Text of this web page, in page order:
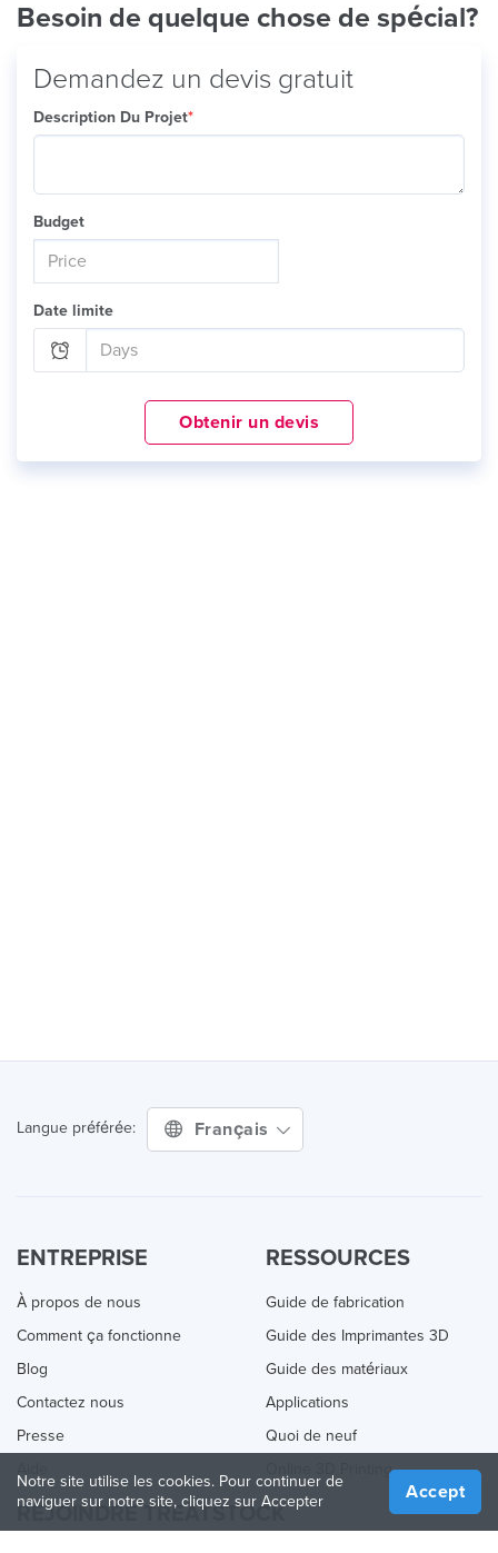
Besoin de quelque chose de spécial?
Demandez un devis gratuit
Description Du Projet*
Budget
Date limite
Obtenir un devis
Langue préférée: Français
ENTREPRISE
À propos de nous
Comment ça fonctionne
Blog
Contactez nous
Presse
RESSOURCES
Guide de fabrication
Guide des Imprimantes 3D
Guide des matériaux
Applications
Quoi de neuf
Online 3D Printing
REJOINDRE TREATSTOCK
Notre site utilise les cookies. Pour continuer de
naviguer sur notre site, cliquez sur Accepter
Accept